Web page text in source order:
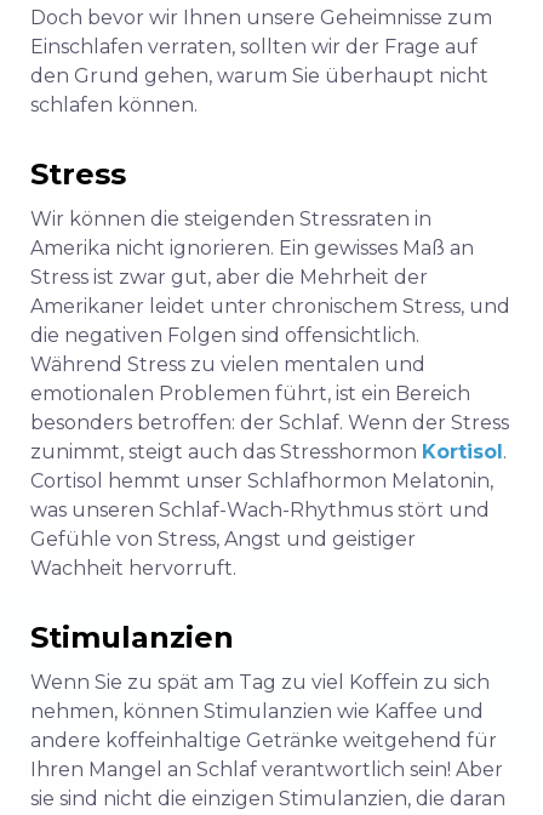
Doch bevor wir Ihnen unsere Geheimnisse zum
Einschlafen verraten, sollten wir der Frage auf
den Grund gehen, warum Sie überhaupt nicht
schlafen können.
Stress
Wir können die steigenden Stressraten in
Amerika nicht ignorieren. Ein gewisses Maß an
Stress ist zwar gut, aber die Mehrheit der
Amerikaner leidet unter chronischem Stress, und
die negativen Folgen sind offensichtlich.
Während Stress zu vielen mentalen und
emotionalen Problemen führt, ist ein Bereich
besonders betroffen: der Schlaf. Wenn der Stress
zunimmt, steigt auch das Stresshormon Kortisol.
Cortisol
hemmt unser Schlafhormon Melatonin,
was unseren Schlaf-Wach-Rhythmus stört und
Gefühle von Stress, Angst und geistiger
Wachheit hervorruft.
Stimulanzien
Wenn Sie zu spät am Tag zu viel Koffein zu sich
nehmen, können Stimulanzien wie Kaffee und
andere koffeinhaltige Getränke weitgehend für
Ihren Mangel an Schlaf verantwortlich sein! Aber
sie sind nicht die einzigen Stimulanzien, die daran